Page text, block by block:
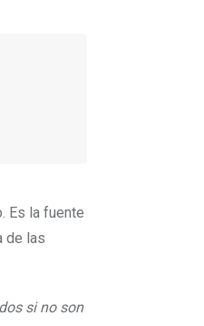
Es la fuente
de las
si no son